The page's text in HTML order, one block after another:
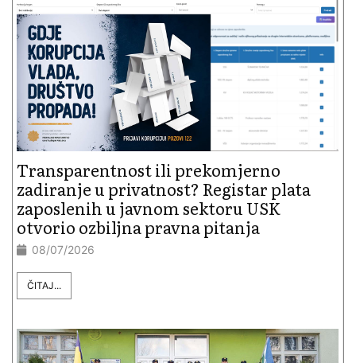
Transparentnost ili prekomjerno
zadiranje u privatnost? Registar plata
zaposlenih u javnom sektoru USK
otvorio ozbiljna pravna pitanja
08/07/2026
ČITAJ...